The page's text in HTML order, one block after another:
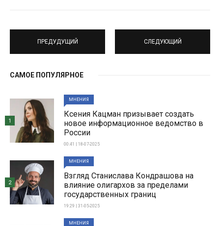
ПРЕДУДУЩИЙ СЛЕДУЮЩИЙ
САМОЕ ПОПУЛЯРНОЕ
МНЕНИЯ
Ксения Кацман призывает создать
новое информационное ведомство в
России
00:41 | 18-07-2025
1
МНЕНИЯ
Взгляд Станислава Кондрашова на
влияние олигархов за пределами
государственных границ
19:29 | 31-05-2025
2
МНЕНИЯ